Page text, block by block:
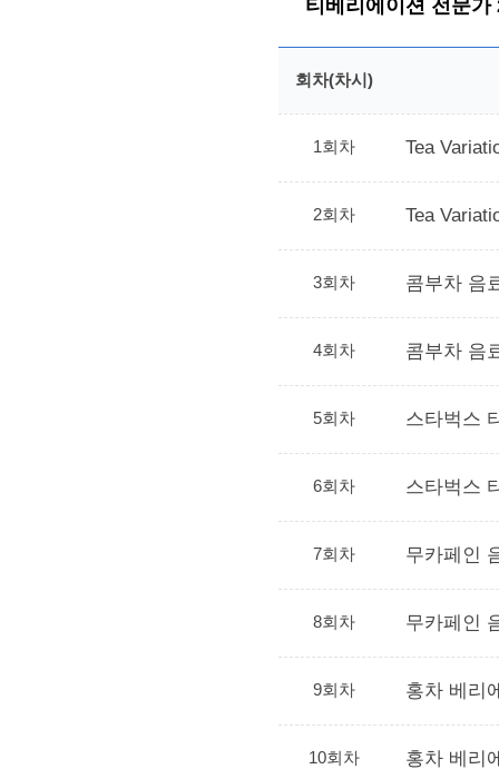
티베리에이션 전문
회차(차시)
1회차 Tea
2회차 Tea
3회차 콤부차 음
4회차 콤부차 음
5회차 스타벅스
6회차 스타벅스
7회차 무카페인
8회차 무카페인
9회차 홍차 베리
10회차 홍차 베리